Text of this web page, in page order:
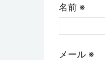
名前 ※
メール ※